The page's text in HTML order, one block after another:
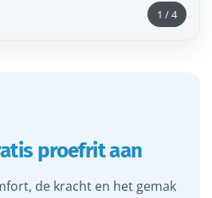
1 /4
proefrit aan
de kracht en het gemak